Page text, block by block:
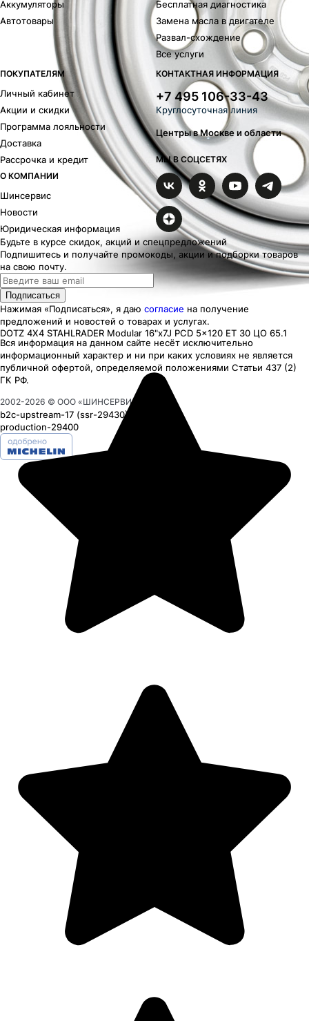
DOTZ 4X4 STAHLRADER Modular 16"x7J PCD 5x120 ЕТ 30 ЦО 65.1
Аккумуляторы
Автотовары
Бесплатная диагностика
Замена масла в двигателе
Развал-схождение
Все услуги
ПОКУПАТЕЛЯМ
Личный кабинет
Акции и скидки
Программа лояльности
Доставка
Рассрочка и кредит
О КОМПАНИИ
Шинсервис
Новости
Юридическая информация
КОНТАКТНАЯ ИНФОРМАЦИЯ
+7 495 106-33-43
Круглосуточная линия
Центры в Москве и области
МЫ В СОЦСЕТЯХ
Будьте в курсе скидок, акций и спецпредложений
Подпишитесь и получайте промокоды, акции и подборки товаров
на свою почту.
Подписаться
Нажимая «Подписаться», я даю согласие на получение
предложений и новостей о товарах и услугах.
Вся информация на данном сайте несёт исключительно
информационный характер и ни при каких условиях не является
публичной офертой, определяемой положениями Статьи 437 (2)
ГК РФ.
2002-2026 © ООО «ШИНСЕРВИС»
b2c-upstream-17 (ssr-29430)
production-29400